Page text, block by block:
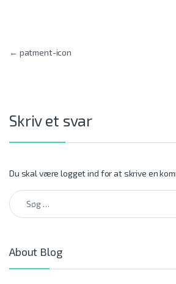
Indlægsnavigation
← patment-icon
Skriv et svar
Du skal værelogget ind for at skrive en
Søg efter:
About Blog